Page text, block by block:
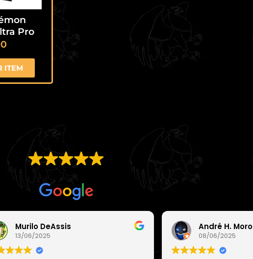
Pro
ITEM
EXCELENTE
Com base em 21 avaliações
Murilo DeAssis
13/06/2025
André H. Moro
08/06/2025